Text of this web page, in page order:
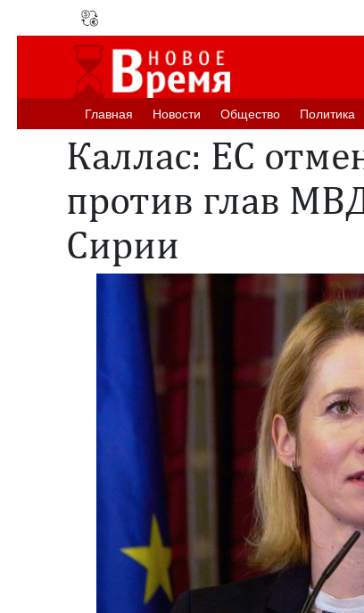
Главная Новости Oбщество Политика
Каллас: ЕС
против глав
Сирии